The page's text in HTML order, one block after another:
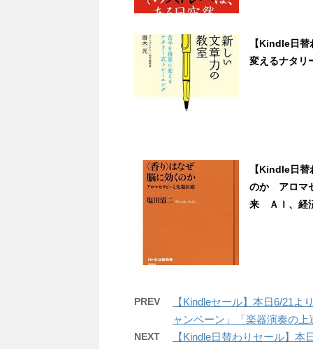
【Kindle日
変えるナタリ
【Kindle日
のか アロマ
来 ＡＩ、経
PREV
【Kindleセール】本日6/21
ャンペーン」「楽器演奏の
NEXT
【Kindle日替わりセール】